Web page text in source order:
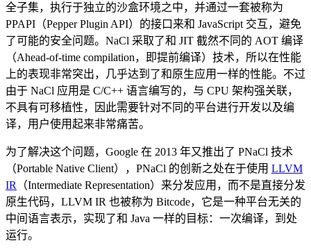
全子集，执行于独立的沙盒环境之中，并通过一套被称为
PPAPI（Pepper Plugin API）的接口来和 JavaScript 交互，避免
了可能的安全问题。NaCl 采取了和 JIT 截然不同的 AOT 编译
（Ahead-of-time compilation，即提前编译）技术，所以在性能
上的表现非常突出，几乎达到了和原生应用一样的性能。不过
由于 NaCl 应用是 C/C++ 语言编写的，与 CPU 架构强关联，
不具有可移植性，因此需要针对不同的平台进行开发以及编
译，用户使用起来非常痛苦。
为了解决这个问题，Google 在 2013 年又推出了 PNaCl 技术
（Portable Native Client），PNaCl 的创新之处在于使用 LLVM
IR
（Intermediate Representation）来分发应用，而不是直接分发
原生代码，LLVM IR 也被称为 Bitcode，它是一种平台无关的
中间语言表示，实现了和 Java 一样的目标：一次编译，到处
运行。